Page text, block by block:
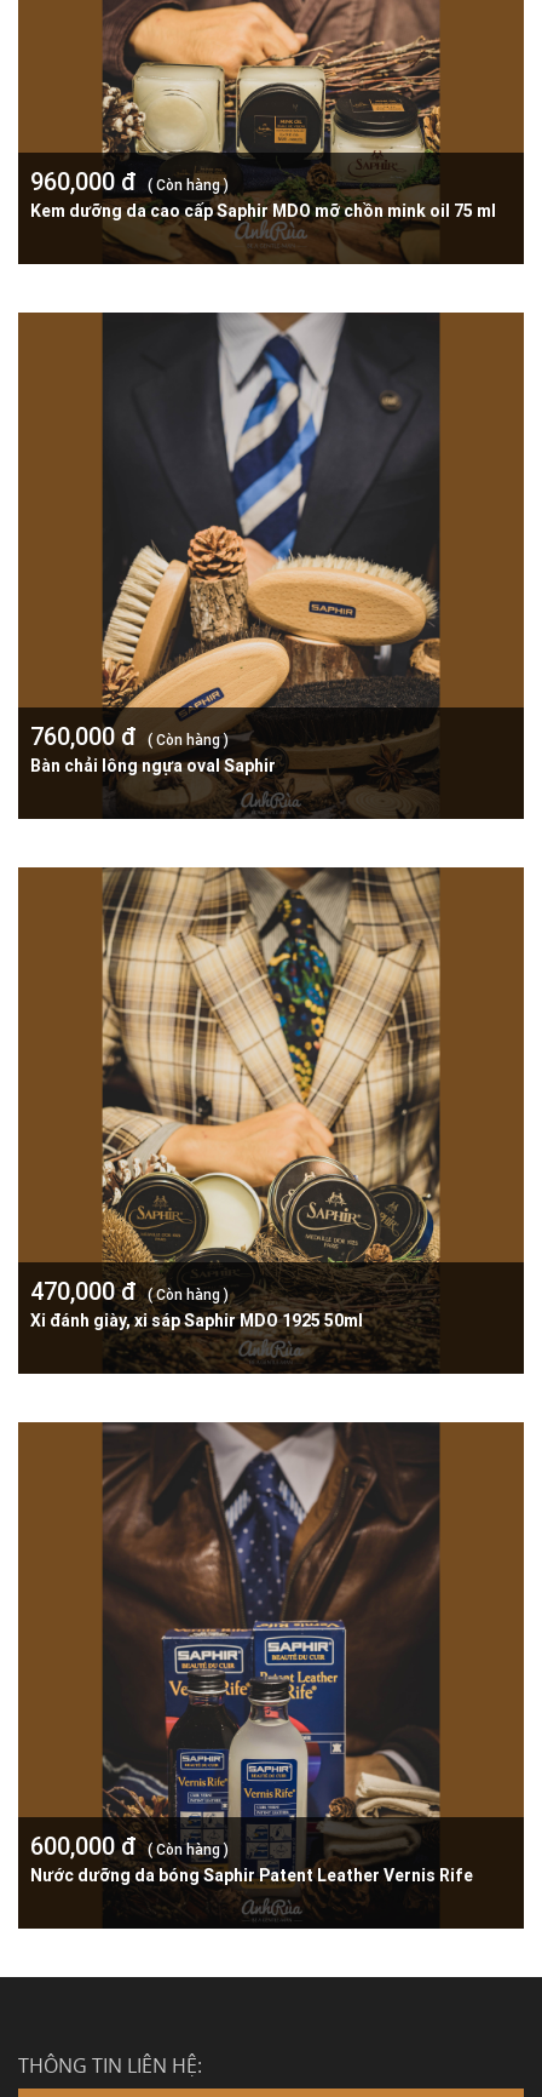
960,000 đ ( Còn hàng )
Kem dưỡng da cao cấp Saphir MDO mỡ chồn mink oil 75 ml
760,000 đ ( Còn hàng )
Bàn chải lông ngựa oval Saphir
470,000 đ( Còn hàng )
Xi đánh giày, xi sáp Saphir MDO 1925 50ml
600,000 đ( Còn hàng )
Nước dưỡng da bóng Saphir Patent Leather Vernis Rife
THÔNG TIN LIÊN HỆ: